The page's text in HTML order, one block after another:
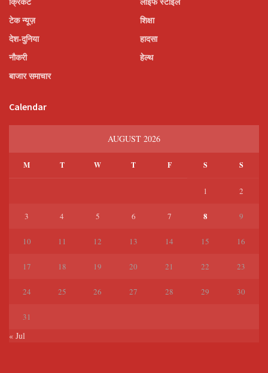
टेक न्यूज़
देश-दुनिया
नौकरी
बाजार समाचार
शिक्षा
हादसा
हेल्थ
Calendar
AUGUST 2026
M T W T F S S
1 2
3 4 5 6 7 8 9
10 11 12 13 14 15 16
17 18 19 20 21 22 23
24 25 26 27 28 29 30
31
« Jul